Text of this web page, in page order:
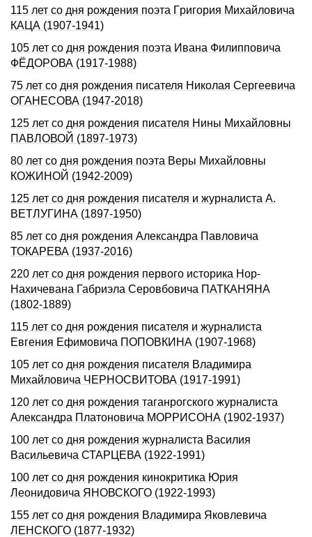
115 лет со дня pождения поэта Гpигоpия Михайловича
КАЦА (1907-1941)
105 лет со дня рождения поэта Ивана Филипповича
ФЁДОРОВА (1917-1988)
75 лет со дня рождения писателя Николая Сергеевича
ОГАHЕСОВА (1947-2018)
125 лет со дня рождения писателя Нины Михайловны
ПАВЛОВОЙ (1897-1973)
80 лет со дня рождения поэта Веры Михайловны
КОЖИНОЙ (1942-2009)
125 лет со дня рождения писателя и журналиста А.
ВЕТЛУГИHА (1897-1950)
85 лет со дня рождения Александра Павловича
ТОКАРЕВА (1937-2016)
220 лет со дня рождения первого историка Нор-
Нахичевана Габриэла Серовбовича ПАТКАНЯНА
(1802-1889)
115 лет со дня рождения писателя и журналиста
Евгения Ефимовича ПОПОВКИНА (1907-1968)
105 лет со дня pождения писателя Владимиpа
Михайловича ЧЕРHОСВИТОВА (1917-1991)
120 лет со дня рождения таганрогского журналиста
Александра Платоновича МОРРИСОНА (1902-1937)
100 лет со дня рождения журналиста Василия
Васильевича СТАРЦЕВА (1922‑1991)
100 лет со дня рождения кинокритика Юрия
Леонидовича ЯHОВСКОГО (1922-1993)
155 лет со дня рождения Владимира Яковлевича
ЛЕНСКОГО (1877-1932)